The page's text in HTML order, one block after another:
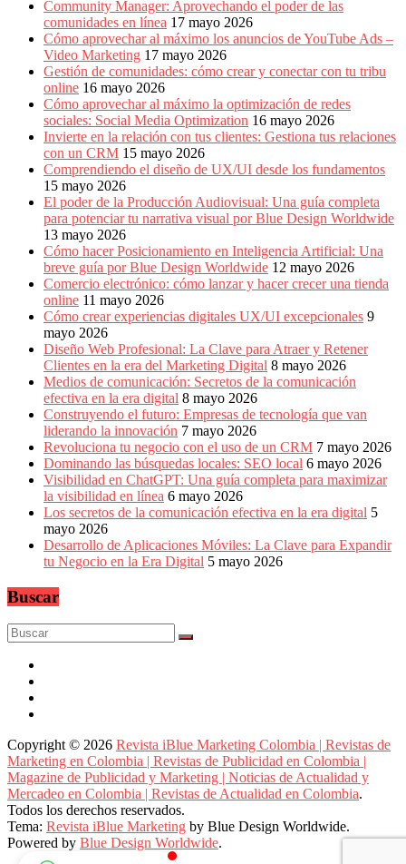
Community Manager: Aprovechando el poder de las
comunidades en línea 17 mayo 2026
Cómo aprovechar al máximo los anuncios de YouTube Ads –
Video Marketing 17 mayo 2026
Gestión de comunidades: cómo crear y conectar con tu tribu
online 16 mayo 2026
Cómo aprovechar al máximo la optimización de redes
sociales: Social Media Optimization 16 mayo 2026
Invierte en la relación con tus clientes: Gestiona tus relaciones
con un CRM 15 mayo 2026
Comprendiendo el diseño de UX/UI desde los fundamentos
15 mayo 2026
El poder de la Producción Audiovisual: Una guía completa
para potenciar tu narrativa visual por Blue Design Worldwide
13 mayo 2026
Cómo hacer Posicionamiento en Inteligencia Artificial: Una
breve guía por Blue Design Worldwide 12 mayo 2026
Comercio electrónico: cómo lanzar y hacer crecer una tienda
online 11 mayo 2026
Cómo crear experiencias digitales UX/UI excepcionales 9
mayo 2026
Diseño Web Profesional: La Clave para Atraer y Retener
Clientes en la era del Marketing Digital 8 mayo 2026
Medios de comunicación: Secretos de la comunicación
efectiva en la era digital 8 mayo 2026
Construyendo el futuro: Empresas de tecnología que van
liderando la innovación 7 mayo 2026
Revoluciona tu negocio con el uso de un CRM 7 mayo 2026
Dominando las búsquedas locales: SEO local 6 mayo 2026
Visibilidad en ChatGPT: Una guía completa para maximizar
la visibilidad en línea 6 mayo 2026
Los secretos de la comunicación efectiva en la era digital 5
mayo 2026
Desarrollo de Aplicaciones Móviles: La Clave para Expandir
tu Negocio en la Era Digital 5 mayo 2026
Buscar
Copyright © 2026 Revista iBlue Marketing Colombia | Revistas de
Marketing en Colombia | Revistas de Publicidad en Colombia |
Magazine de Publicidad y Marketing | Noticias de Actualidad y
Mercadeo en Colombia | Revistas de Actualidad en Colombia.
Todos los derechos reservados.
Tema: Revista iBlue Marketing by Blue Design Worldwide.
Powered by Blue Design Worldwide.